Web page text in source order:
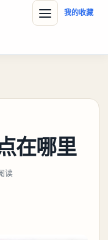
我的收藏
在哪里
读